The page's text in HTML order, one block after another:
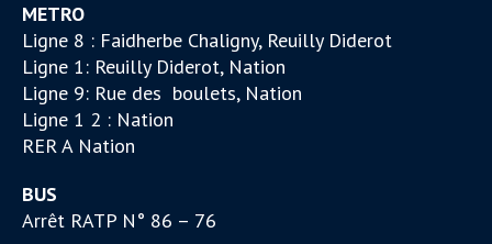
METRO
Ligne 8 : Faidherbe Chaligny, Reuilly Diderot
Ligne 1: Reuilly Diderot, Nation
Ligne 9: Rue des boulets, Nation
Ligne 1 2 : Nation
RER A Nation
BUS
Arrêt RATP N° 86 – 76